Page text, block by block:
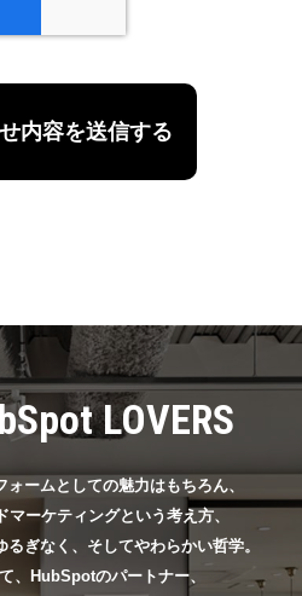
LOVERS
ームとしての魅力はもちろん、
ーケティングという考え方、
ぎなく、そしてやわらかい哲学。
、HubSpotのパートナー、